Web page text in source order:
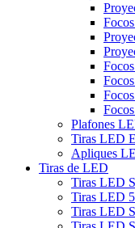
Plafones
Tiras LED
Apliques
Tiras de LED
Tiras LED
Tiras LED
Tiras LED